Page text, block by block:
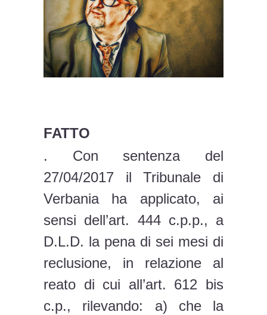
FATTO
. Con sentenza del
27/04/2017 il Tribunale di
Verbania ha applicato, ai
sensi dell’art. 444 c.p.p., a
D.L.D. la pena di sei mesi di
reclusione, in relazione al
reato di cui all’art. 612 bis
c.p., rilevando: a) che la